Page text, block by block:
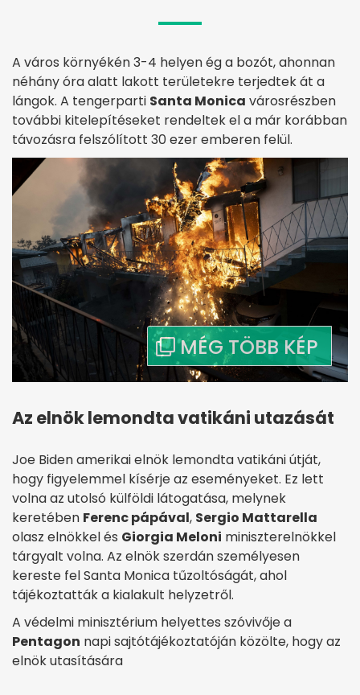
A város környékén 3-4 helyen ég a bozót, ahonnan
néhány óra alatt lakott területekre terjedtek át a
lángok. A tengerparti Santa Monica városrészben
további kitelepítéseket rendeltek el a már korábban
távozásra felszólított 30 ezer emberen felül.
Az elnök lemondta vatikáni utazását
Joe Biden amerikai elnök lemondta vatikáni útját,
hogy figyelemmel kísérje az eseményeket. Ez lett
volna az utolsó külföldi látogatása, melynek
keretében Ferenc pápával, Sergio Mattarella
olasz elnökkel és Giorgia Meloni miniszterelnökkel
tárgyalt volna. Az elnök szerdán személyesen
kereste fel Santa Monica tűzoltóságát, ahol
tájékoztatták a kialakult helyzetről.
A védelmi minisztérium helyettes szóvivője a
Pentagon napi sajtótájékoztatóján közölte, hogy az
elnök utasítására